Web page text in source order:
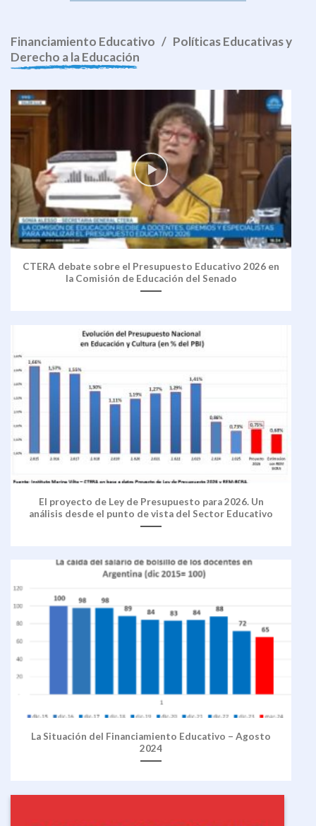
Financiamiento Educativo / Políticas Educativas y
Derecho a la Educación
CTERA debate sobre el Presupuesto Educativo 2026 en
la Comisión de Educación del Senado
El proyecto de Ley de Presupuesto para 2026. Un
análisis desde el punto de vista del Sector Educativo
La Situación del Financiamiento Educativo – Agosto
2024